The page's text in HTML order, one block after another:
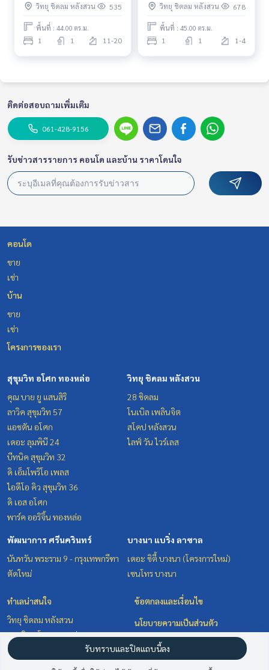
Fully furnished Ready to
move in
วิทยุ ชิดลม หลังสวน 535
พื้นที่ : 44.00 ตร.ม.
1 1 11-20
วิทยุ ชิดลม หลังสวน
678
พื้นที่ : 45.00 ตร.ม.
1 1 1-4
ติดต่อสอบถามเพิ่มเติม
061-428-9156
รับข่าวสารรายการ คอนโด และบ้าน ราคาโดนใจ
คอนโด
ขาย
เช่า
บ้าน
ขาย
เช่า
โครงการของเรา
สุขุมวิท อโศก ทองหล่อ
คุณ บาย ยู แสนสิริ
ลาวิค สุขุมวิท 57
แอชตัน อโศก
เดอะ ลุมพินี 24
บีทนิค สุขุมวิท 32
ดิ เอ็มโพริโอ เพลส
ไอดีโอ คิว สุขุมวิท 36
ดิ เอส อโศก
พาร์ค ออริจิ้น ทองหล่อ
วิทยุ ชิดลม หลังสวน
28 ชิดลม
โนเบิล เพลินจิต
สโคป หลังสวน
ไลฟ์ วัน ไวร์เลส
พัฒนาการ ศรีนครินทร์
นันทวัน พระราม 9 - กรุงเทพกรีฑา
ตัดใหม่
บางนา แบริ่ง ลาซาล
เดอะ ซิตี้ บางนา (โครงการใหม่)
เซนโทร บางนา
ทำเลน่าสนใจ
วิทยุ ชิดลม หลังสวน
สุขุมวิท อโศก ทองหล่อ
พัฒนาการ ศรีนครินทร์
ข้อตกลงและเงื่อนไข
นโยบายความเป็นส่วนตัว
เกี่ยวกับเรา
วิธีการฝากขาย-เช่า
รับทราบและปิดแถบนี้ลง